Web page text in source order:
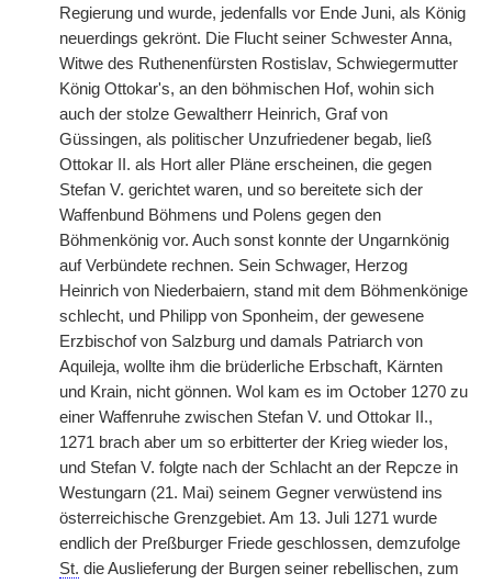
Regierung und wurde, jedenfalls vor Ende Juni, als König
neuerdings gekrönt. Die Flucht seiner Schwester Anna,
Witwe des Ruthenenfürsten Rostislav, Schwiegermutter
König Ottokar's, an den böhmischen Hof, wohin sich
auch der stolze Gewaltherr Heinrich, Graf von
Güssingen, als politischer Unzufriedener begab, ließ
Ottokar II. als Hort aller Pläne erscheinen, die gegen
Stefan V. gerichtet waren, und so bereitete sich der
Waffenbund Böhmens und Polens gegen den
Böhmenkönig vor. Auch sonst konnte der Ungarnkönig
auf Verbündete rechnen. Sein Schwager, Herzog
Heinrich von Niederbaiern, stand mit dem Böhmenkönige
schlecht, und Philipp von Sponheim, der gewesene
Erzbischof von Salzburg und damals Patriarch von
Aquileja, wollte ihm die brüderliche Erbschaft, Kärnten
und Krain, nicht gönnen. Wol kam es im October 1270 zu
einer Waffenruhe zwischen Stefan V. und Ottokar II.,
1271 brach aber um so erbitterter der Krieg wieder los,
und Stefan V. folgte nach der Schlacht an der Repcze in
Westungarn (21. Mai) seinem Gegner verwüstend ins
österreichische Grenzgebiet. Am 13. Juli 1271 wurde
endlich der Preßburger Friede geschlossen, demzufolge
St. die Auslieferung der Burgen seiner rebellischen, zum